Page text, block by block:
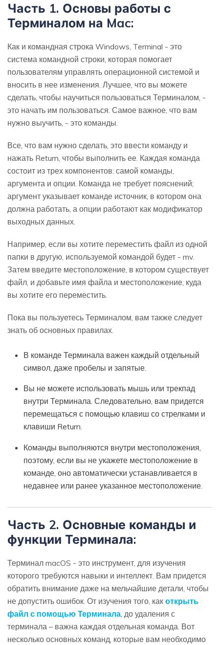
Часть 1. Основы работы с
Терминалом на Mac:
Как и командная строка Windows, Terminal - это
система командной строки, которая помогает
пользователям управлять операционной системой и
вносить в нее изменения. Лучшее, что вы можете
сделать, чтобы научиться пользоваться Терминалом, -
это начать им пользоваться. Самое важное, что вам
нужно выучить, - это команды.
Все, что вам нужно сделать, это ввести команду и
нажать Return, чтобы выполнить ее. Каждая команда
состоит из трех компонентов: самой команды,
аргумента и опции. Команда не требует пояснений;
аргумент указывает команде источник, в котором она
должна работать, а опции работают как модификатор
выходных данных.
Например, если вы хотите переместить файл из одной
папки в другую, используемой командой будет - mv.
Затем введите местоположение, в котором существует
файл, и добавьте имя файла и местоположение, куда
вы хотите его переместить.
Пока вы пользуетесь Терминалом, вам также следует
знать об основных правилах.
В команде Терминала важен каждый отдельный
символ, даже пробелы и запятые.
Вы не можете использовать мышь или трекпад
внутри Терминала. Следовательно, вам придется
перемещаться с помощью клавиш со стрелками и
клавиши Return.
Команды выполняются внутри местоположения,
поэтому, если вы не укажете местоположение в
команде, оно автоматически устанавливается в
недавнее или ранее указанное местоположение.
Часть 2. Основные команды и
функции Терминала:
Терминал macOS - это инструмент, для изучения
которого требуются навыки и интеллект. Вам придется
обратить внимание даже на мельчайшие детали, чтобы
не допустить ошибок. От изучения того, как открыть
файл с помощью Терминала, до удаления с
терминала – важна каждая отдельная команда. Вот
несколько основных команд, которые вам необходимо